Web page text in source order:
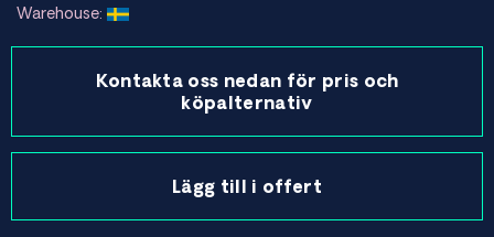
Warehouse:
Kontakta oss nedan för pris och
köpalternativ
Lägg till i offert